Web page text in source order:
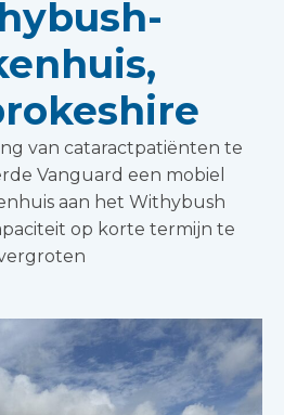
van cataractpatiënten te
Vanguard een mobiel
aan het Withybush
op korte termijn te